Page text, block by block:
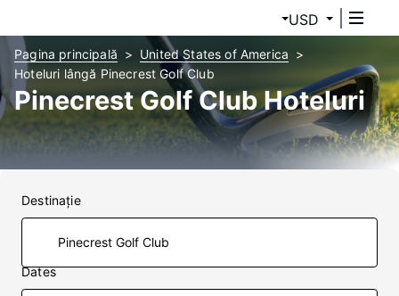
USD
Pagina principală
United States of America
Hoteluri lângă Pinecrest Golf Club
Pinecrest Golf Club Hoteluri
Destinaţie
Dates